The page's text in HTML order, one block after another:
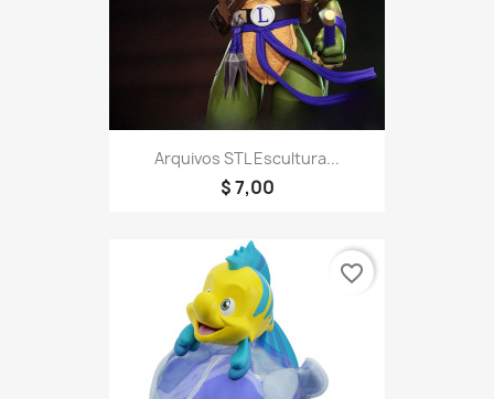
Arquivos STL Escultura...
$ 7,00
favorite_border